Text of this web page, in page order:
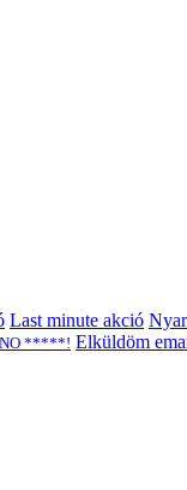
Last minute akció
*****! Elküldöm